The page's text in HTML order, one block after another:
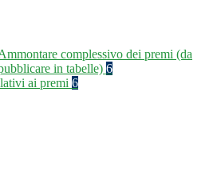
complessivo dei premi (da
in tabelle) 6
ai premi 6